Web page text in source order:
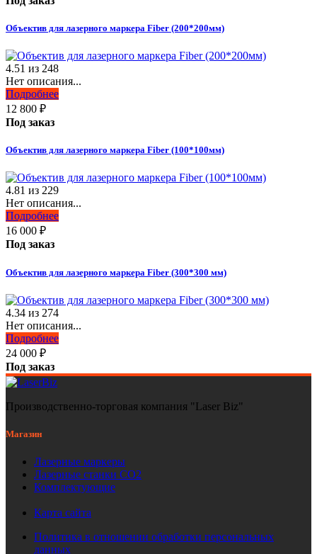
Объектив для лазерного маркера Fiber (200*200мм)
4.51 из 248
Нет описания...
Подробнее
12 800 ₽
Под заказ
Объектив для лазерного маркера Fiber (100*100мм)
4.81 из 229
Нет описания...
Подробнее
16 000 ₽
Под заказ
Объектив для лазерного маркера Fiber (300*300 мм)
4.34 из 274
Нет описания...
Подробнее
24 000 ₽
Под заказ
Производственно-торговая компания "Laser Biz"
Магазин
Лазерные маркеры
Лазерные станки СО2
Комплектующие
Карта сайта
Политика в отношении обработки персональных
данных